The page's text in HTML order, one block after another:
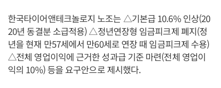
한국타이어앤테크놀로지 노조는 △기본급 10.6% 인상(20
20년 동결분 소급적용) △정년연장형 임금피크제 폐지(정
년을 현재 만57세에서 만60세로 연장 때 임금피크제 수용)
△전체 영업이익에 근거한 성과급 기준 마련(전체 영업이
익의 10%) 등을 요구안으로 제시했다.